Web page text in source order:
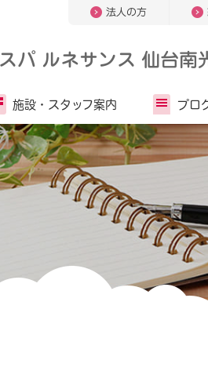
法人の方
パ ルネサンス 仙台南
施設・ スタッフ案内 プロ